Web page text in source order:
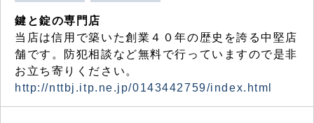
鍵と錠の専門店
当店は信用で築いた創業４０年の歴史を誇る中堅店
舗です。防犯相談など無料で行っていますので是非
お立ち寄りください。
http://nttbj.itp.ne.jp/0143442759/index.html